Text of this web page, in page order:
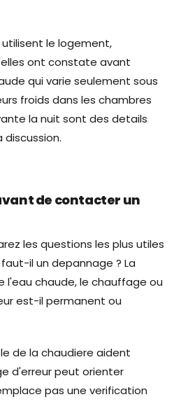
utilisent le logement,
ont constate avant
qui varie seulement sous
froids dans les chambres
la nuit sont des details
de contacter un
les questions les plus utiles
il un depannage ? La
chaude, le chauffage ou
est-il permanent ou
de la chaudiere aident
d'erreur peut orienter
pas une verification